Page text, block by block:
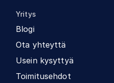
Yritys
Blogi
Ota yhteyttä
Usein kysyttyä
Toimitusehdot